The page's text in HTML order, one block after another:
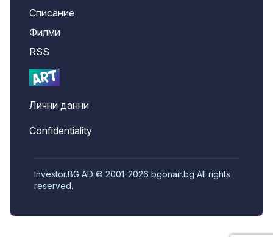
Списание
Филми
RSS
Лични данни
Confidentiality
Investor.BG AD © 2001-2026 bgonair.bg All rights
reserved.